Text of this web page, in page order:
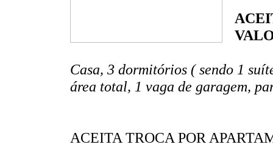
Casa, 3 dormitórios ( sendo 1
área total, 1 vaga de garagem,
ACEITA TROCA POR